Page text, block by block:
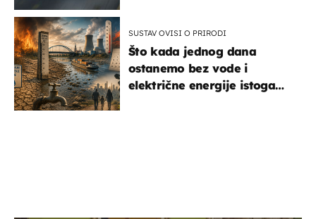
SUSTAV OVISI O PRIRODI
Što kada jednog dana
ostanemo bez vode i
električne energije istoga